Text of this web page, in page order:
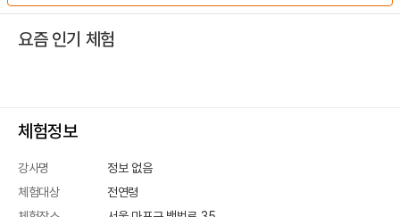
요즘 인기 체험
체험정보
강사명
정보 없음
체험대상
전연령